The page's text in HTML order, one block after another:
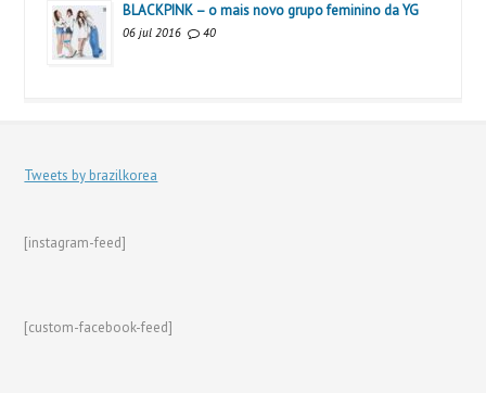
BLACKPINK – o mais novo grupo feminino da YG
06 jul 2016 40
Tweets by brazilkorea
[instagram-feed]
[custom-facebook-feed]